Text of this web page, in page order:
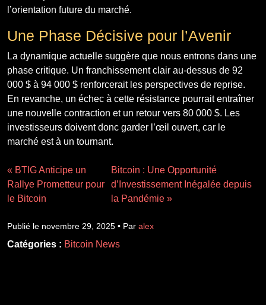
l’orientation future du marché.
Une Phase Décisive pour l’Avenir
La dynamique actuelle suggère que nous entrons dans une
phase critique. Un franchissement clair au-dessus de 92
000 $ à 94 000 $ renforcerait les perspectives de reprise.
En revanche, un échec à cette résistance pourrait entraîner
une nouvelle contraction et un retour vers 80 000 $. Les
investisseurs doivent donc garder l’œil ouvert, car le
marché est à un tournant.
« BTIG Anticipe un
Rallye Prometteur pour
le Bitcoin
Bitcoin : Une Opportunité
d’Investissement Inégalée depuis
la Pandémie »
Publié le novembre 29, 2025 • Par alex
Catégories : Bitcoin News